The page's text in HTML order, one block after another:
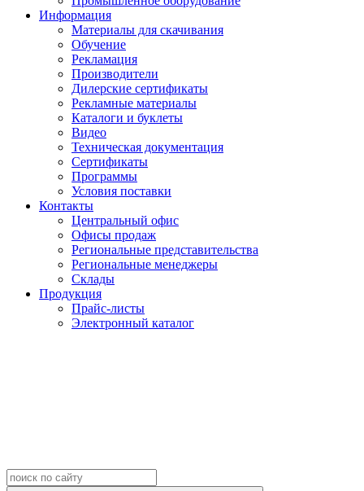
Информация
Материалы для скачивания
Обучение
Рекламация
Производители
Дилерские сертификаты
Рекламные материалы
Каталоги и буклеты
Видео
Техническая документация
Сертификаты
Программы
Условия поставки
Контакты
Центральный офис
Офисы продаж
Региональные представительства
Региональные менеджеры
Склады
Продукция
Прайс-листы
Электронный каталог